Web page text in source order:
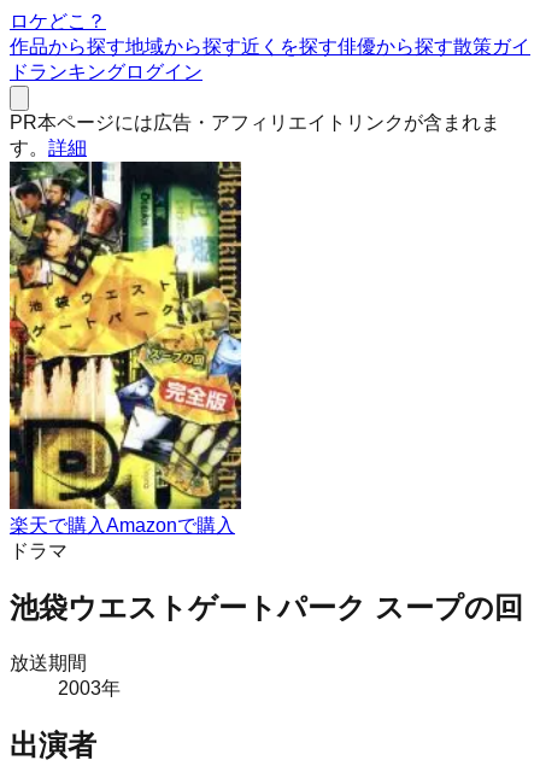
ロケどこ？
作品から探す地域から探す近くを探す俳優から探す散策ガイ
ドランキングログイン
PR本ページには広告・アフィリエイトリンクが含まれま
す。 詳細
楽天で購入Amazonで購入
ドラマ
池袋ウエストゲートパーク スープの回
放送期間
2003年
出演者